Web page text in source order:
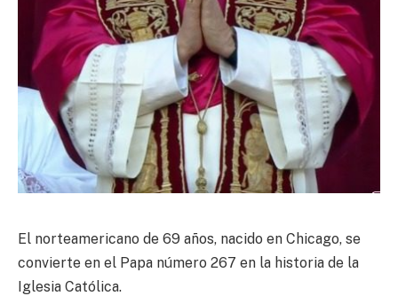
El norteamericano de 69 años, nacido en Chicago, se
convierte en el Papa número 267 en la historia de la
Iglesia Católica.